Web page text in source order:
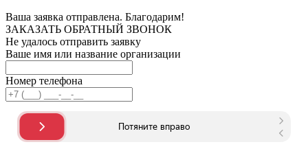
Ваша заявка отправлена. Благодарим!
ЗАКАЗАТЬ ОБРАТНЫЙ ЗВОНОК
Не удалось отправить заявку
Ваше имя или название организации
Номер телефона